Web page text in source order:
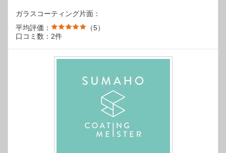
ガラスコーティング片面：
平均評価：
（5）
口コミ数：2件